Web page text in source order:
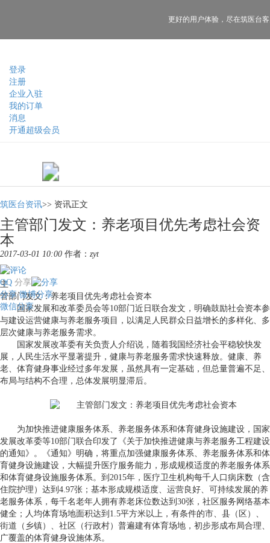
登录
注册
企业入驻
我的订单
消息
开通超级会员
更好的用户体验， 尽在筑医台
筑医台资讯>> 资讯正文
主管部门发文：养老项目优先考虑社会资
本
2017-03-01 10:00 作者： zyt
分享
QQ
分享 微博分享
微信分享
主
管部门发文：养老项目优先考虑社会资本
国家发展和改革委员会等10部门近日联合发文，明确鼓励社会资本参
与建设运营健康与养老服务项目，以满足人民群众日益增长的多样化、多
层次健康与养老服务需求。
国家发展改革委有关负责人介绍说，随着我国经济社会平稳较快发
展，人民生活水平显著提升，健康与养老服务需求快速释放。健康、养
老、体育健身事业经过多年发展，虽然具有一定基础，但总量普遍不足、
布局与结构不合理，总体发展明显滞后。
为加快推进健康服务体系、养老服务体系和体育健身设施建设，国家
发展改革委等10部门联合印发了《关于加快推进健康与养老服务工程建设
的通知》。《通知》明确，将重点加强健康服务体系、养老服务体系和体
育健身设施建设，大幅提升医疗服务能力，形成规模适度的养老服务体系
和体育健身设施服务体系。到 2015年，医疗卫生机构每千人口病床数（含
住院护理）达到 4.97张；基本形成规模适度、运营良好、可持续发展的养
老服务体系，每千名老年人拥有养老床位数达到 30张，社区服务网络基本
健全；人均体育场地面积达到 1.5平方米以上，有条件的市、县（区）、
街道（乡镇）、社区（行政村）普遍建有体育场地，初步形成布局合理、
广覆盖的体育健身设施体系。